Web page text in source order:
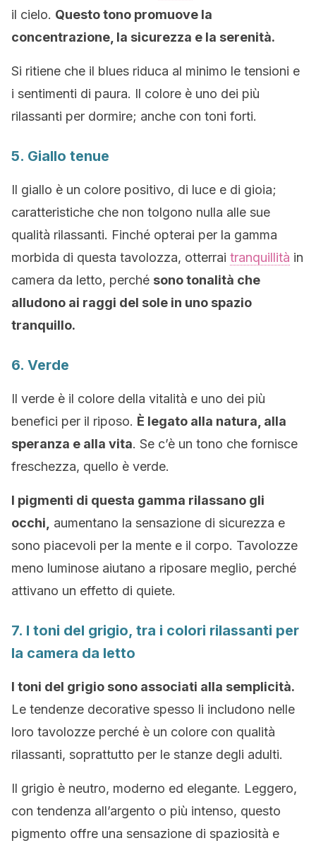
il cielo. Questo tono promuove la
concentrazione, la sicurezza e la serenità.
Si ritiene che il blues riduca al minimo le tensioni e
i sentimenti di paura. Il colore è uno dei più
rilassanti per dormire; anche con toni forti.
5. Giallo tenue
Il giallo è un colore positivo, di luce e di gioia;
caratteristiche che non tolgono nulla alle sue
qualità rilassanti. Finché opterai per la gamma
morbida di questa tavolozza, otterrai tranquillità in
camera da letto, perché sono tonalità che
alludono ai raggi del sole in uno spazio
tranquillo.
6. Verde
Il verde è il colore della vitalità e uno dei più
benefici per il riposo. È legato alla natura, alla
speranza e alla vita. Se c’è un tono che fornisce
freschezza, quello è verde.
I pigmenti di questa gamma rilassano gli
occhi,
aumentano la sensazione di sicurezza e
sono piacevoli per la mente e il corpo. Tavolozze
meno luminose aiutano a riposare meglio, perché
attivano un effetto di quiete.
7. I toni del grigio, tra i colori rilassanti per
la camera da letto
I toni del grigio sono associati alla semplicità.
Le tendenze decorative spesso li includono nelle
loro tavolozze perché è un colore con qualità
rilassanti, soprattutto per le stanze degli adulti.
Il grigio è neutro, moderno ed elegante. Leggero,
con tendenza all’argento o più intenso, questo
pigmento offre una sensazione di spaziosità e